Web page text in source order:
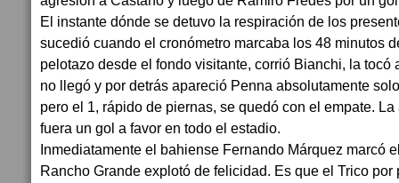
El instante dónde se detuvo la respiración de los
sucedió cuando el cronómetro marcaba los 48 minutos
pelotazo desde el fondo visitante, corrió Bianchi, la tocó
no llegó y por detrás apareció Penna absolutamente
pero el 1, rápido de piernas, se quedó con el empate.
fuera un gol a favor en todo el estadio.
Inmediatamente el bahiense Fernando Márquez marcó
Rancho Grande explotó de felicidad. Es que el Trico por